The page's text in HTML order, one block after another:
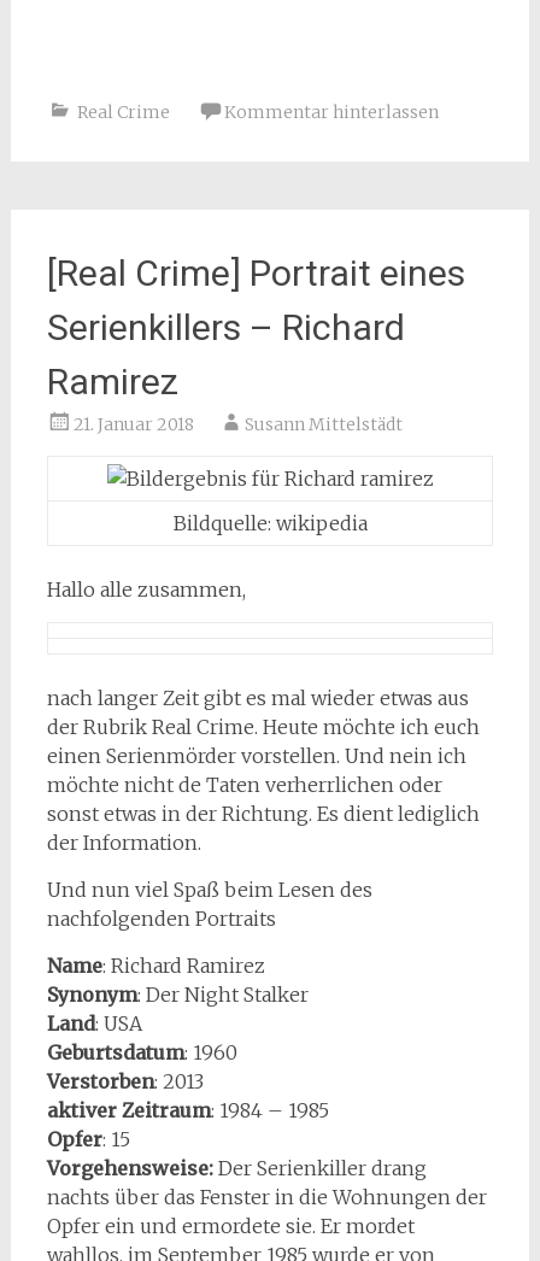
Real Crime Kommentar hinterlassen
[Real Crime] Portrait eines
Serienkillers – Richard
Ramirez
21. Januar 2018 Susann Mittelstädt
Bildquelle: wikipedia
Hallo alle zusammen,
nach langer Zeit gibt es mal wieder etwas aus
der Rubrik Real Crime. Heute möchte ich euch
einen Serienmörder vorstellen. Und nein ich
möchte nicht de Taten verherrlichen oder
sonst etwas in der Richtung. Es dient lediglich
der Information.
Und nun viel Spaß beim Lesen des
nachfolgenden Portraits
Name: Richard Ramirez
Synonym: Der Night Stalker
Land: USA
Geburtsdatum: 1960
Verstorben: 2013
aktiver Zeitraum: 1984 – 1985
Opfer: 15
Vorgehensweise:Der Serienkiller drang
nachts über das Fenster in die Wohnungen der
Opfer ein und ermordete sie. Er mordet
wahllos. im September 1985 wurde er von